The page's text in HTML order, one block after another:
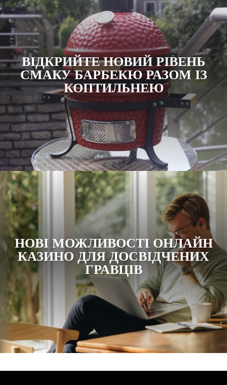
ВІДКРИЙТЕ НОВИЙ РІВЕНЬ
СМАКУ БАРБЕКЮ РАЗОМ ІЗ
КОПТИЛЬНЕЮ
НОВІ МОЖЛИВОСТІ ОНЛАЙН
КАЗИНО ДЛЯ ДОСВІДЧЕНИХ
ГРАВЦІВ